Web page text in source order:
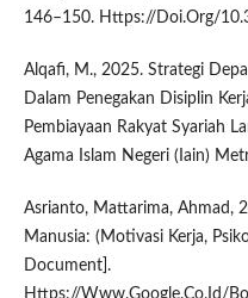
146–150. Https://Doi.Org/
Alqafi, M., 2025. Strategi
Dalam Penegakan Disiplin
Pembiayaan Rakyat Syariah
Agama Islam Negeri (Iain)
Asrianto, Mattarima, Ahmad,
Manusia: (Motivasi Kerja,
Document].